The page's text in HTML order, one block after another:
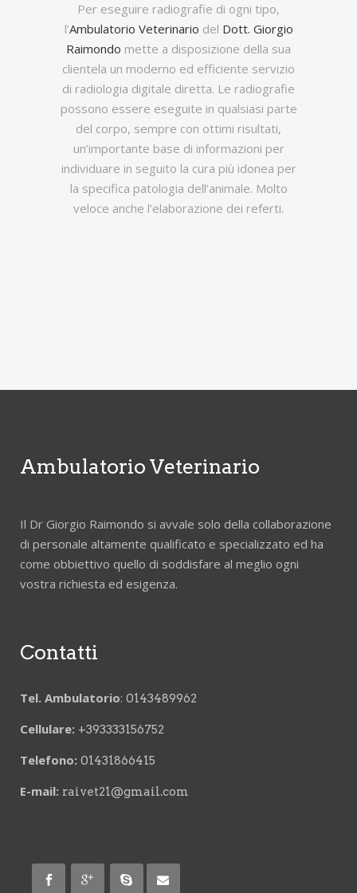
Per eseguire radiografie di ogni tipo,
l’Ambulatorio Veterinario del Dott. Giorgio
Raimondo mette a disposizione della sua
clientela un moderno ed efficiente servizio
di radiologia digitale diretta. Le radiografie
possono essere eseguite in qualsiasi parte
del corpo, sempre con ottimi risultati,
un’importante base di informazioni per
individuare in seguito la cura più idonea per
la specifica patologia dell’animale. Molto
veloce anche l’elaborazione dei referti.
Ambulatorio Veterinario
Il Dr Giorgio Raimondo si avvale solo della collaborazione
di personale altamente qualificato e specializzato ed ha
come obbiettivo quello di soddisfare al meglio ogni
vostra richiesta ed esigenza.
Contatti
Tel. Ambulatorio: 0143489962
Cellulare: +393333156752
Telefono: 01431866415
E-mail: raivet21@gmail.com